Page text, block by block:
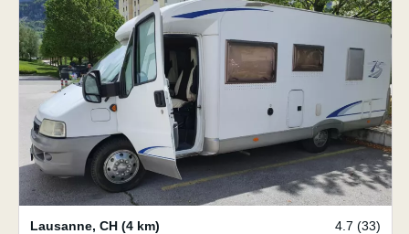
Lausanne, CH (4 km) 4.7 (33)